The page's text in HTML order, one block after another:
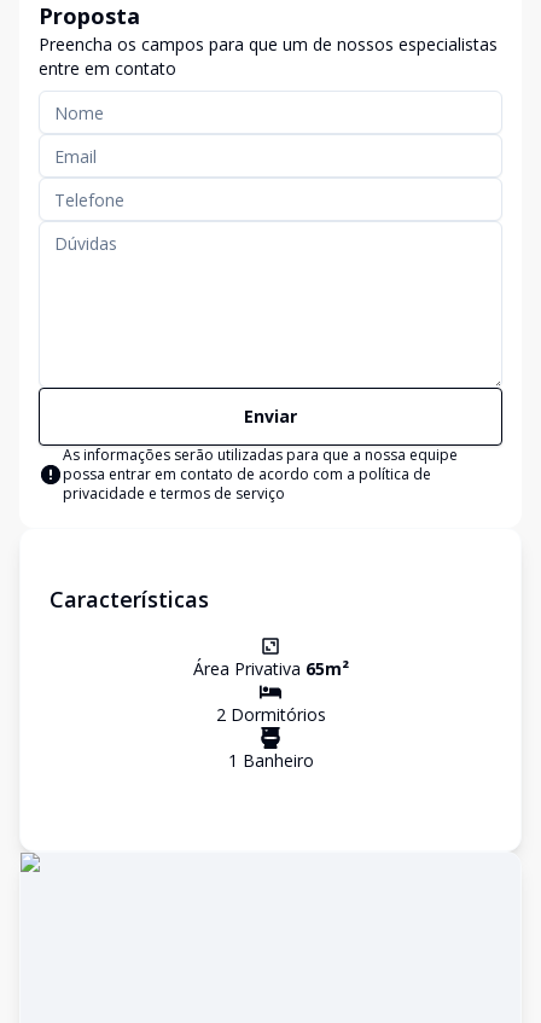
Proposta
Preencha os campos para que um de nossos especialistas
entre em contato
Enviar
As informações serão utilizadas para que a nossa equipe
possa entrar em contato de acordo com a política de
privacidade e termos de serviço
Características
Área Privativa 65m²
2Dormitórios
1 Banheiro